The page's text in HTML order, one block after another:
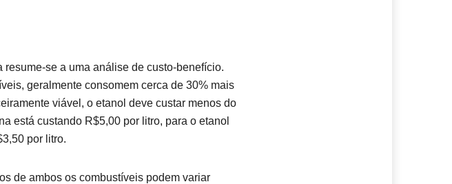
se a uma análise de custo-benefício.
geralmente consomem cerca de 30% mais
viável, o etanol deve custar menos do
está custando R$5,00 por litro, para o etanol
por litro.
de ambos os combustíveis podem variar